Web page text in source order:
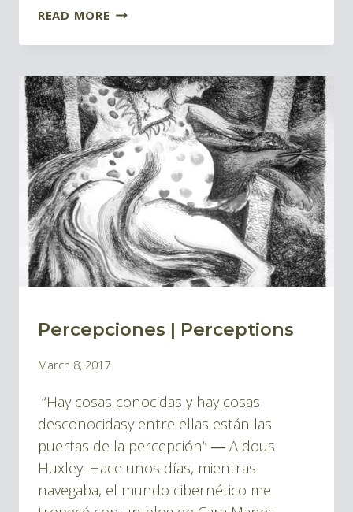
READ MORE FRESAS
CRISIS
|
STRAWBERRIES
FOR
THE
TURMOIL
BLOG
Percepciones | Perceptions
By
Montes
March 8, 2017
“Hay cosas conocidas y hay cosas
desconocidasy entre ellas están las
puertas de la percepción“ ― Aldous
Huxley. Hace unos días, mientras
navegaba, el mundo cibernético me